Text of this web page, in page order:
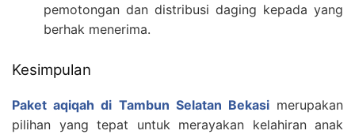
pemotongan dan distribusi daging kepada yang
berhak menerima.
Kesimpulan
Paket aqiqah di Tambun Selatan Bekasimerupakan
pilihan yang tepat untuk merayakan kelahiran anak